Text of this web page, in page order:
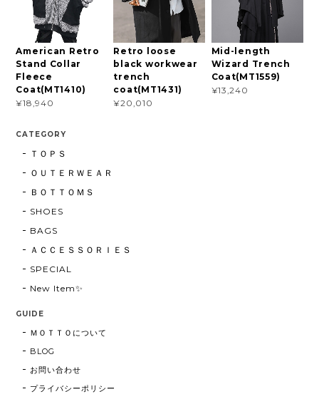
American Retro
Stand Collar
Fleece
Coat(MT1410)
¥18,940
Retro loose
black workwear
trench
coat(MT1431)
¥20,010
Mid-length
Wizard Trench
Coat(MT1559)
¥13,240
CATEGORY
ＴＯＰＳ
ＯＵＴＥＲＷＥＡＲ
ＢＯＴＴＯＭＳ
SHOES
BAGS
ＡＣＣＥＳＳＯＲＩＥＳ
SPECIAL
New Item✨
GUIDE
ＭＯＴＴＯについて
BLOG
お問い合わせ
プライバシーポリシー